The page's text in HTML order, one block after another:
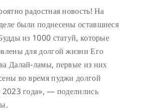
радостная новость! На
были поднесены оставшиеся
из 1000 статуй, которые
для долгой жизни Его
Далай-ламы, первые из них
во время пуджи долгой
года», — поделились